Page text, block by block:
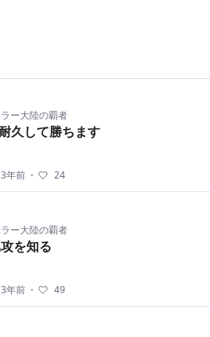
ー大陸の覇者
久して勝ちます
3年前 ・ 24
ー大陸の覇者
を知る
3年前 ・ 49